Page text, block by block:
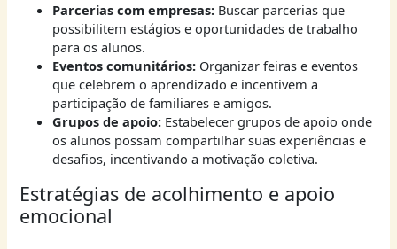
Parcerias com empresas:Buscar parcerias que
possibilitem estágios e oportunidades de trabalho
para os alunos.
Eventos comunitários:Organizar feiras e eventos
que celebrem o aprendizado e incentivem a
participação de familiares e amigos.
Grupos de apoio:Estabelecer grupos de apoio onde
os alunos possam compartilhar suas experiências e
desafios, incentivando a motivação coletiva.
Estratégias de acolhimento e apoio
emocional